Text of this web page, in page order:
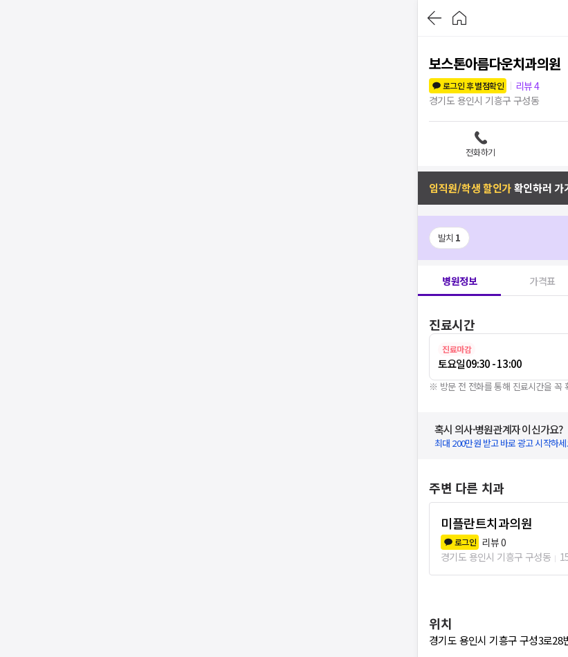
보스톤아름다운치과의원
로그인 후 별점확인
리뷰4
경기도 용인시 기흥구 구성동
전화하기
임직원/학생 할인가확인하러 가
발치 1
병원정보 가격표
진료시간
진료마감
토요일09:30 - 13:00
※ 방문 전 전화를 통해 진료시간을 꼭
혹시 의사·병원관계자 이신가요?
최대 200만원 받고 바로 광고 시작하
주변 다른 치과
미플란트치과의원
로그인 리뷰0
경기도 용인시 기흥구 구성동
위치
경기도 용인시 기흥구 구성3로28